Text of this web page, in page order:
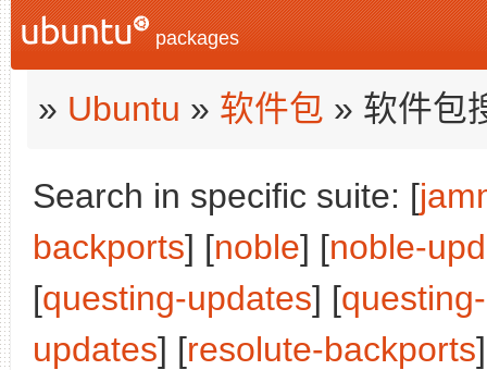
packages
» Ubuntu » 软件包 » 软件包
Search in specific suite: [
backports] [noble] [noble-
[questing-updates] [
updates] [resolute-backports